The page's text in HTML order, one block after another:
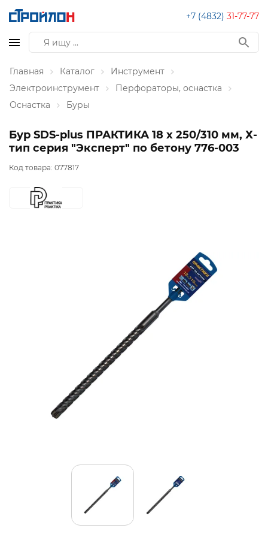
+7 (4832) 31-77-77
Главная Каталог
Инструмент
Электроинструмент
Перфораторы, оснастка
Оснастка
Буры
Бур SDS-plus ПРАКТИКА 18 х 250/310 мм, Х-
тип серия "Эксперт" по бетону 776-003
Код товара: 077817